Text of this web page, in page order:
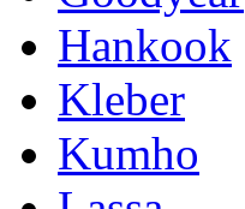
Hankook
Kleber
Kumho